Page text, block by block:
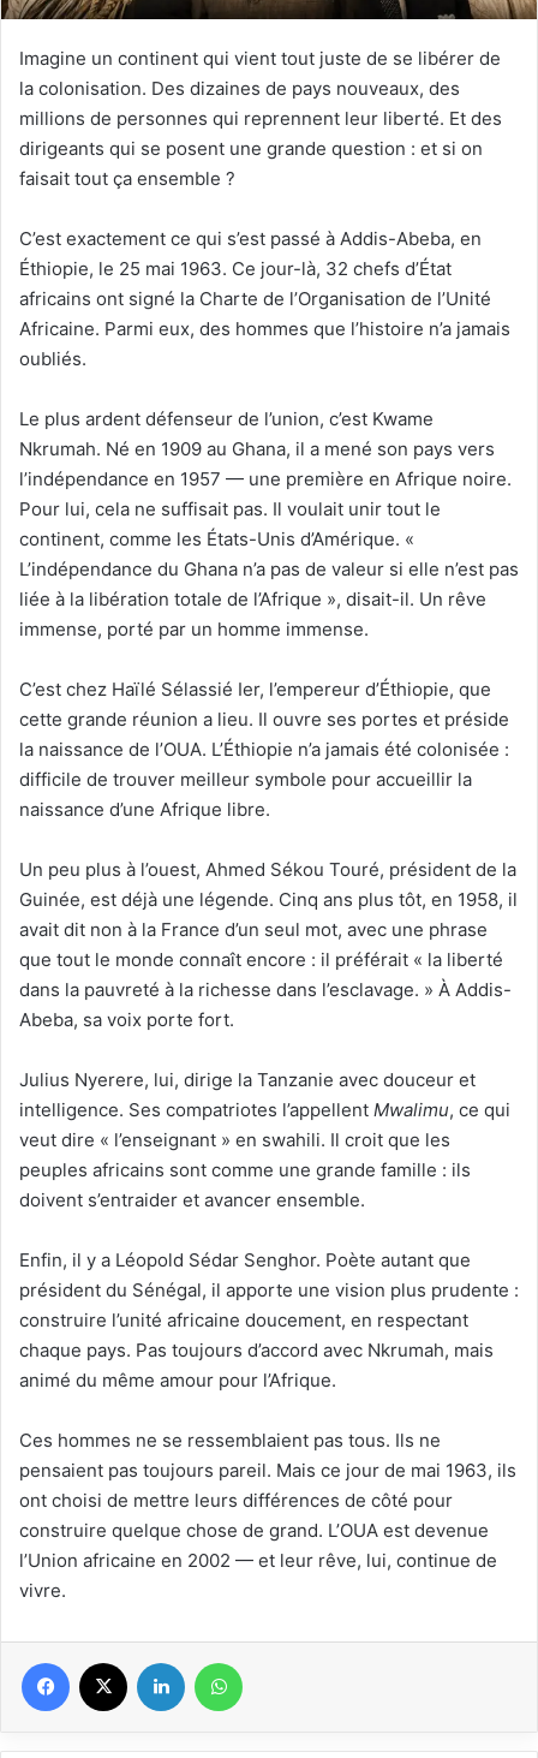
Imagine un continent qui vient tout juste de se libérer de
la colonisation. Des dizaines de pays nouveaux, des
millions de personnes qui reprennent leur liberté. Et des
dirigeants qui se posent une grande question : et si on
faisait tout ça ensemble ?
C’est exactement ce qui s’est passé à Addis-Abeba, en
Éthiopie, le 25 mai 1963. Ce jour-là, 32 chefs d’État
africains ont signé la Charte de l’Organisation de l’Unité
Africaine. Parmi eux, des hommes que l’histoire n’a jamais
oubliés.
Le plus ardent défenseur de l’union, c’est Kwame
Nkrumah. Né en 1909 au Ghana, il a mené son pays vers
l’indépendance en 1957 — une première en Afrique noire.
Pour lui, cela ne suffisait pas. Il voulait unir tout le
continent, comme les États-Unis d’Amérique. «
L’indépendance du Ghana n’a pas de valeur si elle n’est pas
liée à la libération totale de l’Afrique », disait-il. Un rêve
immense, porté par un homme immense.
C’est chez Haïlé Sélassié Ier, l’empereur d’Éthiopie, que
cette grande réunion a lieu. Il ouvre ses portes et préside
la naissance de l’OUA. L’Éthiopie n’a jamais été colonisée :
difficile de trouver meilleur symbole pour accueillir la
naissance d’une Afrique libre.
Un peu plus à l’ouest, Ahmed Sékou Touré, président de la
Guinée, est déjà une légende. Cinq ans plus tôt, en 1958, il
avait dit non à la France d’un seul mot, avec une phrase
que tout le monde connaît encore : il préférait « la liberté
dans la pauvreté à la richesse dans l’esclavage. » À Addis-
Abeba, sa voix porte fort.
Julius Nyerere, lui, dirige la Tanzanie avec douceur et
intelligence. Ses compatriotes l’appellent Mwalimu, ce qui
veut dire « l’enseignant » en swahili. Il croit que les
peuples africains sont comme une grande famille : ils
doivent s’entraider et avancer ensemble.
Enfin, il y a Léopold Sédar Senghor. Poète autant que
président du Sénégal, il apporte une vision plus prudente :
construire l’unité africaine doucement, en respectant
chaque pays. Pas toujours d’accord avec Nkrumah, mais
animé du même amour pour l’Afrique.
Ces hommes ne se ressemblaient pas tous. Ils ne
pensaient pas toujours pareil. Mais ce jour de mai 1963, ils
ont choisi de mettre leurs différences de côté pour
construire quelque chose de grand. L’OUA est devenue
l’Union africaine en 2002 — et leur rêve, lui, continue de
vivre.
Facebook Linkedin